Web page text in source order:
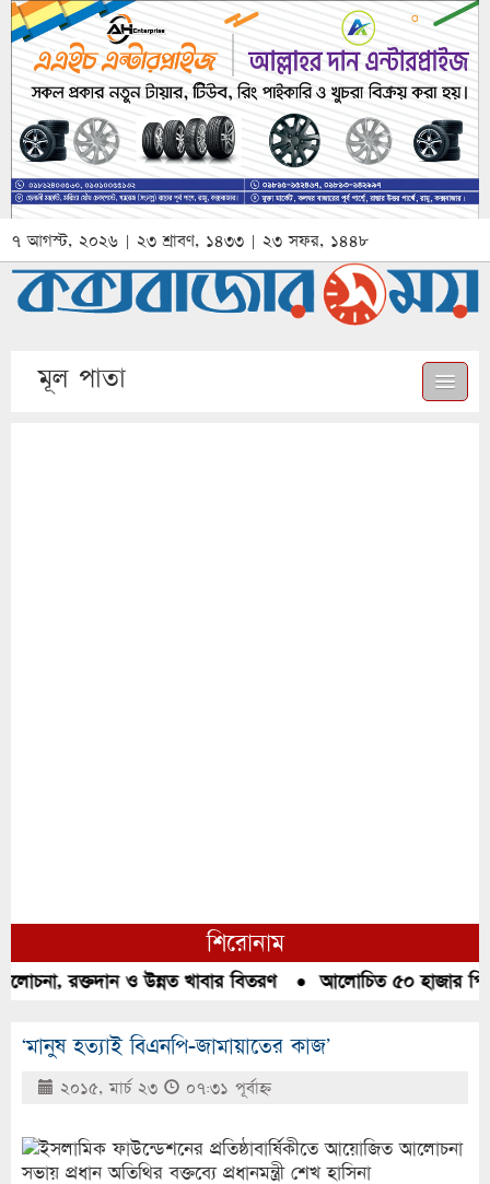
৭ আগস্ট, ২০২৬ | ২৩ শ্রাবণ, ১৪৩৩ | ২৩ সফর, ১৪৪৮
মূল পাতা
শিরোনাম
রক্তদান ও উন্নত খাবার বিতরণ●আলোচিত ৫০ হাজার পিস
‘মানুষ হত্যাই বিএনপি-জামায়াতের কাজ’
২০১৫, মার্চ ২৩ ০৭:৩১ পূর্বাহ্ণ